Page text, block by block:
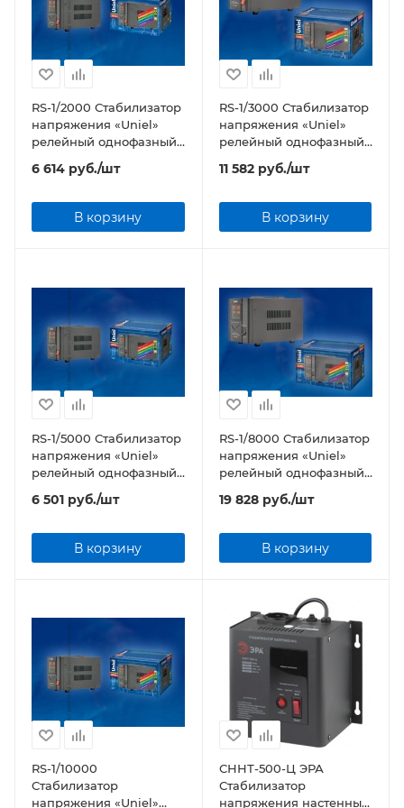
RS-1/2000 Стабилизатор
напряжения «Uniel»
релейный однофазный,
6 614 руб./шт
В корзину
RS-1/3000 Стабилизатор
напряжения «Uniel»
релейный однофазный,
11 582руб./шт
В корзину
RS-1/5000 Стабилизатор
напряжения «Uniel»
релейный однофазный,
6 501 руб./шт
В корзину
RS-1/8000 Стабилизатор
напряжения «Uniel»
релейный однофазный,
19 828руб./шт
В корзину
RS-1/10000
Стабилизатор
напряжения «Uniel»
СННТ-500-Ц ЭРА
Стабилизатор
напряжения настенный,